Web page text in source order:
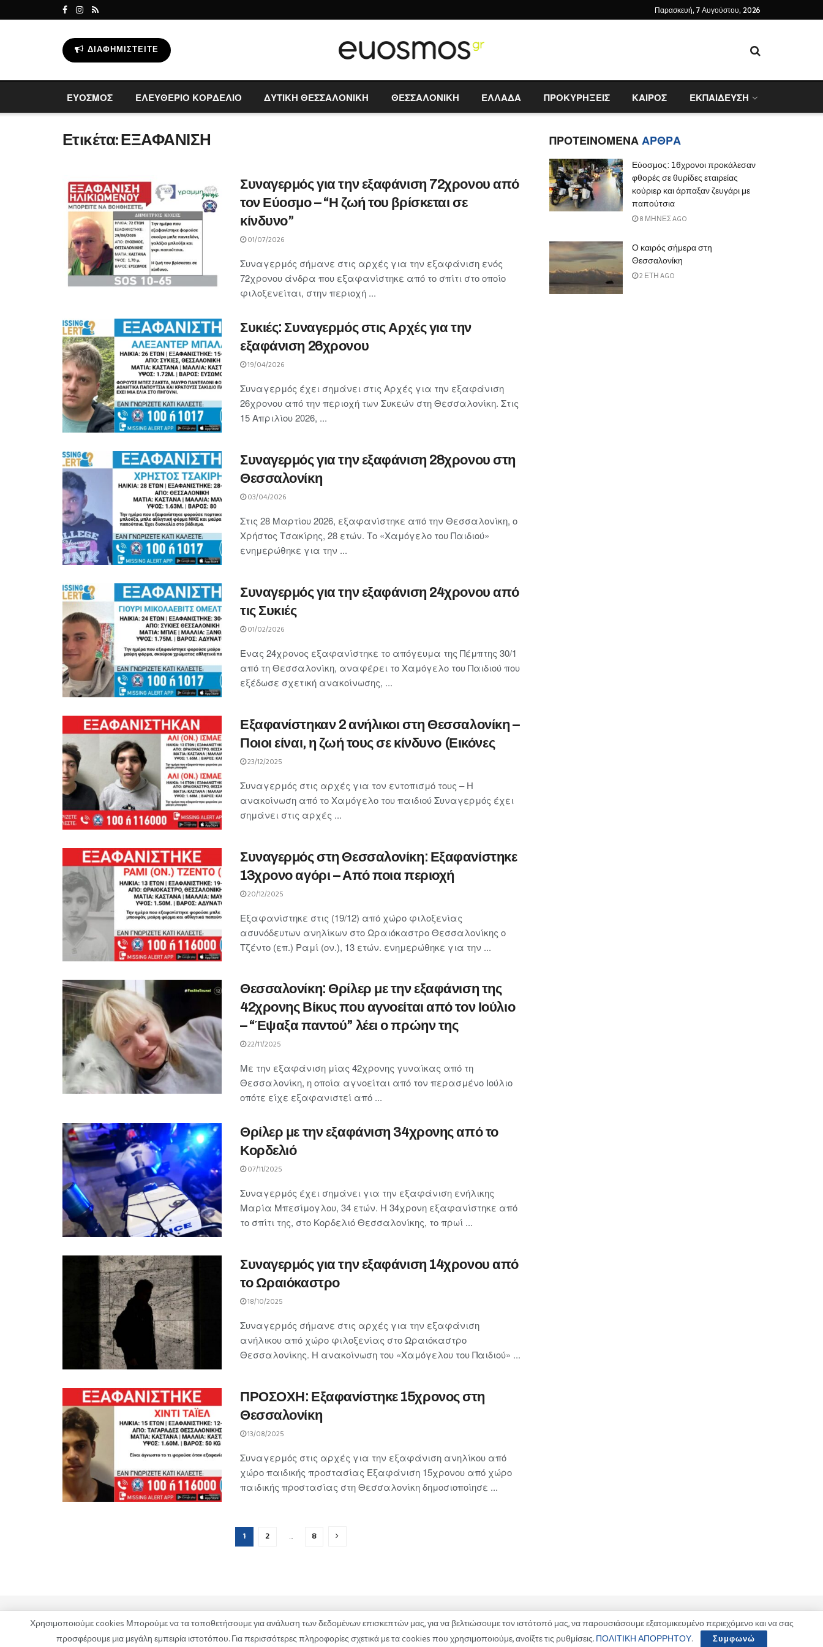
Παρασκευή, 7 Αυγούστου, 2026
ΔΙΑΦΗΜΙΣΤΕΊΤΕ
ΕΥΟΣΜΟΣ ΕΛΕΥΘΕΡΙΟ ΚΟΡΔΕΛΙΟ ΔΥΤΙΚΗ ΘΕΣΣΑΛΟΝΙΚΗ ΘΕΣΣΑΛΟΝΙΚΗ ΕΛΛΑΔΑ ΠΡΟΚΥΡΗΞΕΙΣ ΚΑΙΡΟΣ ΕΚΠΑΙΔΕΥΣΗ
Ετικέτα:ΕΞΑΦΑΝΙΣΗ
Συναγερμός για την εξαφάνιση 72χρονου από
τον Εύοσμο – “Η ζωή του βρίσκεται σε
κίνδυνο”
01/07/2026
Συναγερμός σήμανε στις αρχές για την εξαφάνιση ενός
72χρονου άνδρα που εξαφανίστηκε από το σπίτι στο οποίο
φιλοξενείται, στην περιοχή ...
Συκιές: Συναγερμός στις Αρχές για την
εξαφάνιση 26χρονου
19/04/2026
Συναγερμός έχει σημάνει στις Αρχές για την εξαφάνιση
26χρονου από την περιοχή των Συκεών στη Θεσσαλονίκη. Στις
15 Απριλίου 2026, ...
Συναγερμός για την εξαφάνιση 28χρονου στη
Θεσσαλονίκη
03/04/2026
Στις 28 Μαρτίου 2026, εξαφανίστηκε από την Θεσσαλονίκη, ο
Χρήστος Τσακίρης, 28 ετών. Το «Χαμόγελο του Παιδιού»
ενημερώθηκε για την ...
Συναγερμός για την εξαφάνιση 24χρονου από
τις Συκιές
01/02/2026
Ένας 24χρονος εξαφανίστηκε το απόγευμα της Πέμπτης 30/1
από τη Θεσσαλονίκη, αναφέρει το Χαμόγελο του Παιδιού που
εξέδωσε σχετική ανακοίνωσης, ...
Εξαφανίστηκαν 2 ανήλικοι στη Θεσσαλονίκη –
Ποιοι είναι, η ζωή τους σε κίνδυνο (Εικόνες
23/12/2025
Συναγερμός στις αρχές για τον εντοπισμό τους – Η
ανακοίνωση από το Χαμόγελο του παιδιού Συναγερμός έχει
σημάνει στις αρχές ...
Συναγερμός στη Θεσσαλονίκη: Εξαφανίστηκε
13χρονο αγόρι – Από ποια περιοχή
20/12/2025
Εξαφανίστηκε στις (19/12) από χώρο φιλοξενίας
ασυνόδευτων ανηλίκων στο Ωραιόκαστρο Θεσσαλονίκης ο
Τζέντο (επ.) Ραμί (ον.), 13 ετών. ενημερώθηκε για την ...
Θεσσαλονίκη: Θρίλερ με την εξαφάνιση της
42χρονης Βίκυς που αγνοείται από τον Ιούλιο
– “Έψαξα παντού” λέει ο πρώην της
22/11/2025
Με την εξαφάνιση μίας 42χρονης γυναίκας από τη
Θεσσαλονίκη, η οποία αγνοείται από τον περασμένο Ιούλιο
οπότε είχε εξαφανιστεί από ...
Θρίλερ με την εξαφάνιση 34χρονης από το
Κορδελιό
07/11/2025
Συναγερμός έχει σημάνει για την εξαφάνιση ενήλικης
Μαρία Μπεσίμογλου, 34 ετών. Η 34χρονη εξαφανίστηκε από
το σπίτι της, στο Κορδελιό Θεσσαλονίκης, το πρωί ...
Συναγερμός για την εξαφάνιση 14χρονου από
το Ωραιόκαστρο
18/10/2025
Συναγερμός σήμανε στις αρχές για την εξαφάνιση
ανήλικου από χώρο φιλοξενίας στο Ωραιόκαστρο
Θεσσαλονίκης. Η ανακοίνωση του «Χαμόγελου του Παιδιού» ...
ΠΡΟΣΟΧΗ: Εξαφανίστηκε 15χρονος στη
Θεσσαλονίκη
13/08/2025
Συναγερμός στις αρχές για την εξαφάνιση ανηλίκου από
χώρο παιδικής προστασίας Εξαφάνιση 15χρονου από χώρο
παιδικής προστασίας στη Θεσσαλονίκη δημοσιοποίησε ...
1 2 … 8
ΠΡΟΤΕΙΝΟΜΕΝΑΑΡΘΡΑ
Εύοσμος: 16χρονοι προκάλεσαν
φθορές σε θυρίδες εταιρείας
κούριερ και άρπαξαν ζευγάρι με
παπούτσια
8 ΜΉΝΕΣ AGO
Ο καιρός σήμερα στη
Θεσσαλονίκη
2 ΈΤΗ AGO
ΟΡΟΙ ΧΡΗΣΗΣ ΠΟΛΙΤΙΚΗ ΑΠΟΡΡΗΤΟΥ ΔΙΑΦΗΜΙΣΗ ΚΑΤΑΓΓΕΛΙΕΣ ΕΠΙΚΟΙΝΩΝΙΑ
Χρησιμοποιούμε cookies Μπορούμε να τα τοποθετήσουμε για ανάλυση των δεδομένων επισκεπτών μας, για να βελτιώσουμε τον ιστότοπό μας, να παρουσιάσουμε εξατομικευμένο περιεχόμενο και να σας
προσφέρουμε μια μεγάλη εμπειρία ιστοτόπου. Για περισσότερες πληροφορίες σχετικά με τα cookies που χρησιμοποιούμε, ανοίξτε τις ρυθμίσεις.ΠΟΛΙΤΙΚΗ ΑΠΟΡΡΗΤΟΥ. Συμφωνώ